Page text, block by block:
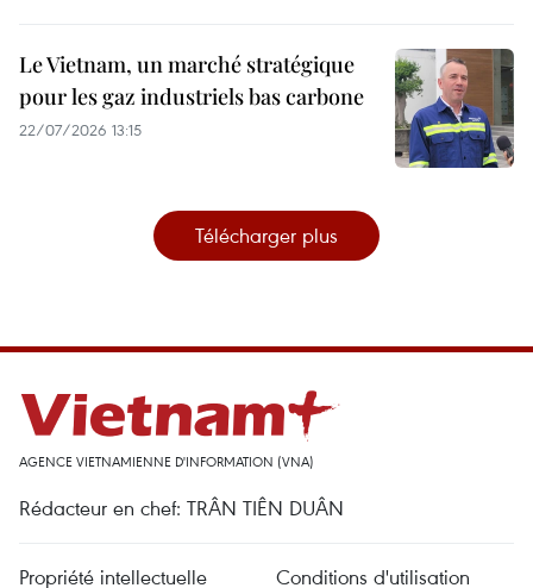
Le Vietnam, un marché stratégique
pour les gaz industriels bas carbone
22/07/2026 13:15
Télécharger plus
AGENCE VIETNAMIENNE D'INFORMATION (VNA)
Rédacteur en chef: TRÂN TIÊN DUÂN
Propriété intellectuelle Conditions d'utilisation